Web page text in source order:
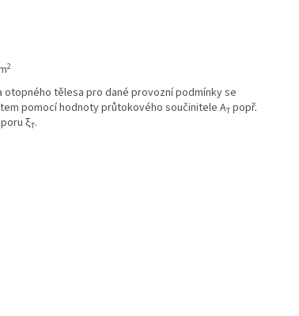
2
otopného tělesa pro dané provozní podmínky se
pomocí hodnoty průtokového součinitele AT popř.
ξT.